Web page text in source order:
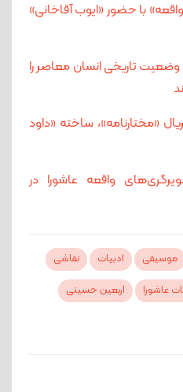
با حضور «ایوب آقاخانی»
وضعیت تاریخی انسان معاصر را
«مختارنامه»، ساخته «داود
واقعه عاشورا در
موسیقی ادبیات
نقاشی
عاشورا
اربعین حسینی